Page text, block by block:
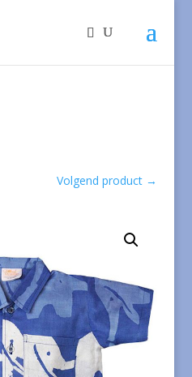
Volgend product →